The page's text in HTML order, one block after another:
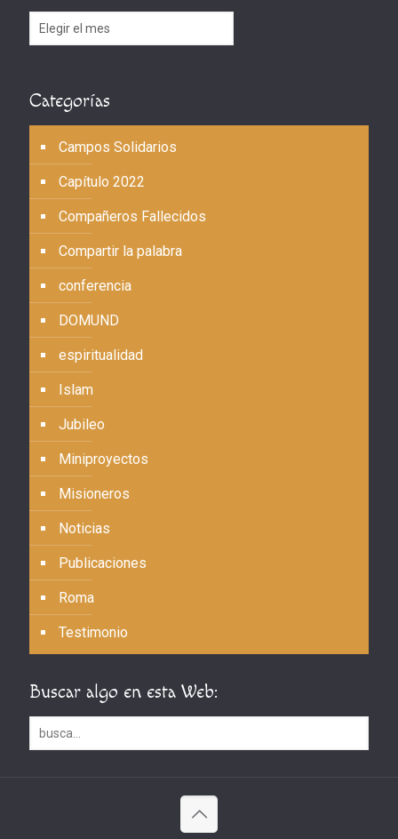
Archivos
Categorías
Campos Solidarios
Capítulo 2022
Compañeros Fallecidos
Compartir la palabra
conferencia
DOMUND
espiritualidad
Islam
Jubileo
Miniproyectos
Misioneros
Noticias
Publicaciones
Roma
Testimonio
Buscar algo en esta Web: